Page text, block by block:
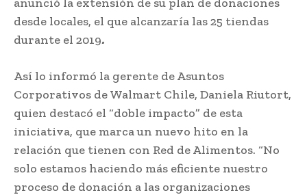
desde locales, el que alcanzaría las 25 tiendas
durante el 2019.
Así lo informó la gerente de Asuntos
Corporativos de Walmart Chile, Daniela Riutort,
quien destacó el “doble impacto” de esta
iniciativa, que marca un nuevo hito en la
relación que tienen con Red de Alimentos. “No
solo estamos haciendo más eficiente nuestro
proceso de donación a las organizaciones